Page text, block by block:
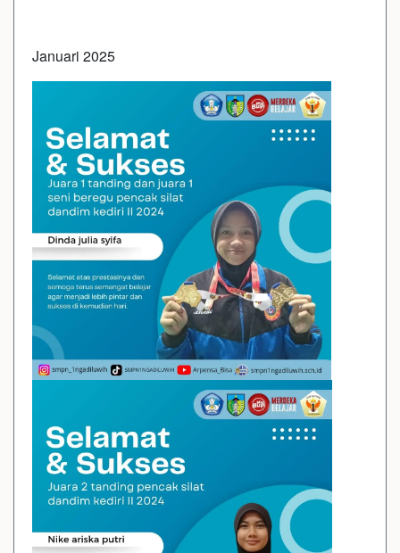
Januari 2025